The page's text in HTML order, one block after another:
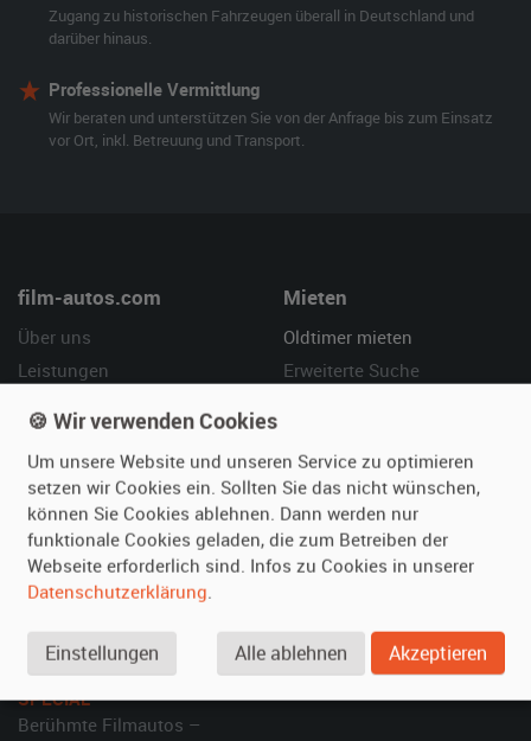
Zugang zu historischen Fahrzeugen überall in Deutschland und
darüber hinaus.
Professionelle Vermittlung
Wir beraten und unterstützen Sie von der Anfrage bis zum Einsatz
vor Ort, inkl. Betreuung und Transport.
film-autos.com
Über uns
Leistungen
Kundenmeinungen
Mieten
Oldtimer mieten
Erweiterte Suche
Vermieten
Oldtimer anmelden
Fotos senden
Fragen für Vermieter
Inserat verwalten
Hilfe
Häufige Fragen (FAQ)
So funktioniert's
SPECIAL
Berühmte Filmautos –
🍪 Wir verwenden Cookies
Um unsere Website und unseren Service zu optimieren
setzen wir Cookies ein. Sollten Sie das nicht wünschen,
können Sie Cookies ablehnen. Dann werden nur
funktionale Cookies geladen, die zum Betreiben der
Webseite erforderlich sind. Infos zu Cookies in unserer
Datenschutzerklärung.
Einstellungen Alle ablehnen Akzeptieren